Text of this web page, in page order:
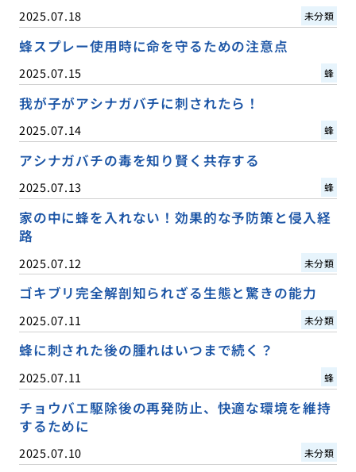
2025.07.18 未分類
蜂スプレー使用時に命を守るための注意点
2025.07.15 蜂
我が子がアシナガバチに刺されたら！
2025.07.14 蜂
アシナガバチの毒を知り賢く共存する
2025.07.13 蜂
家の中に蜂を入れない！効果的な予防策と侵入経
路
2025.07.12 未分類
ゴキブリ完全解剖知られざる生態と驚きの能力
2025.07.11 未分類
蜂に刺された後の腫れはいつまで続く？
2025.07.11 蜂
チョウバエ駆除後の再発防止、快適な環境を維持
するために
2025.07.10 未分類